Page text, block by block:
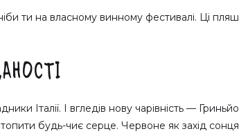
ти на власному винному фестивалі. Ці
Італії. І вгледів нову чарівність —
будь-чиє серце. Червоне як захід